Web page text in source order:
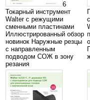
6
Токарный инструмент
Walter с режущими
сменными пластинами
Иллюстрированный обзор
новинок Наружные резцы
с направленным
подводом СОЖ в зону
резания